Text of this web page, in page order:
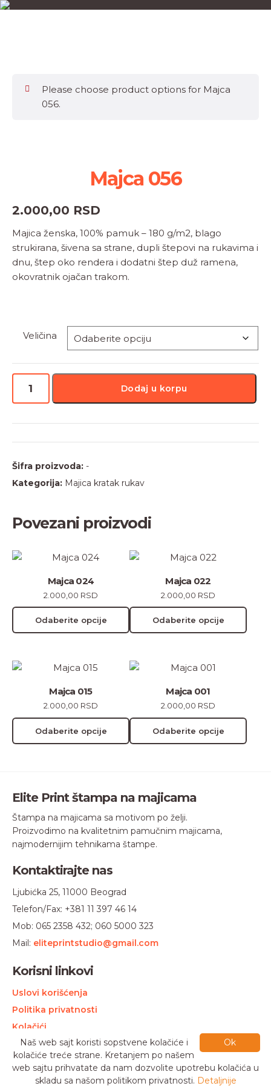
Please choose product options for Majca
056.
Majca 056
2.000,00 RSD
Majica ženska, 100% pamuk – 180 g/m2, blago
strukirana, šivena sa strane, dupli štepovi na rukavima i
dnu, štep oko rendera i dodatni štep duž ramena,
okovratnik ojačan trakom.
Veličina
Majca
056
količina
Dodaj u korpu
Šifra proizvoda: -
Kategorija: Majica kratak rukav
Povezani proizvodi
Majca 024
2.000,00 RSD
Odaberite opcije
Ovaj
varijanti.
Opcije
biti
izabrane
proizvoda.
Majca 022
2.000,00 RSD
Odaberite opcije
Ovaj
varijanti.
Opcije
biti
izabrane
proizvoda.
Majca 015
2.000,00 RSD
Odaberite opcije
Ovaj
varijanti.
Opcije
na
stranici
proizvoda.
Majca 001
2.000,00 RSD
Odaberite opcije
Ovaj
varijanti.
Opcije
na
stranici
proizvoda.
Elite Print štampa na majicama
Štampa na majicama sa motivom po želji.
Proizvodimo na kvalitetnim pamučnim majicama,
najmodernijim tehnikama štampe.
Kontaktirajte nas
Ljubićka 25, 11000 Beograd
Telefon/Fax: +381 11 397 46 14
Mob: 065 2358 432; 060 5000 323
Mail: eliteprintstudio@gmail.com
Korisni linkovi
Uslovi korišćenja
Politika privatnosti
Kolačići
Elite Print © 2024.Sva prava zadržana.
Izrada web sajta:Bluelinemedia
Ok
Naš web sajt koristi sopstvene kolačiće i
kolačiće treće strane. Kretanjem po našem
web sajtu prihvatate da nam dozvolite upotrebu kolačića u
skladu sa našom politikom privatnosti. Detaljnije